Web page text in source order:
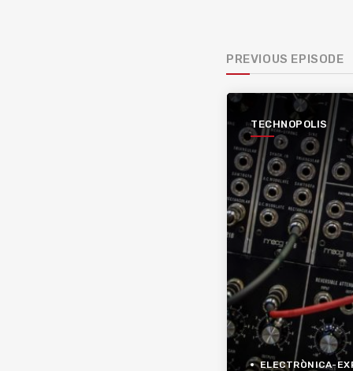
PREVIOUS EPISODE
TECHNOPOLIS
ELECTRÒNICA-